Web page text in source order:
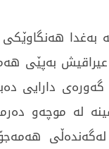
بەغدا
دارایی
لە موچەو